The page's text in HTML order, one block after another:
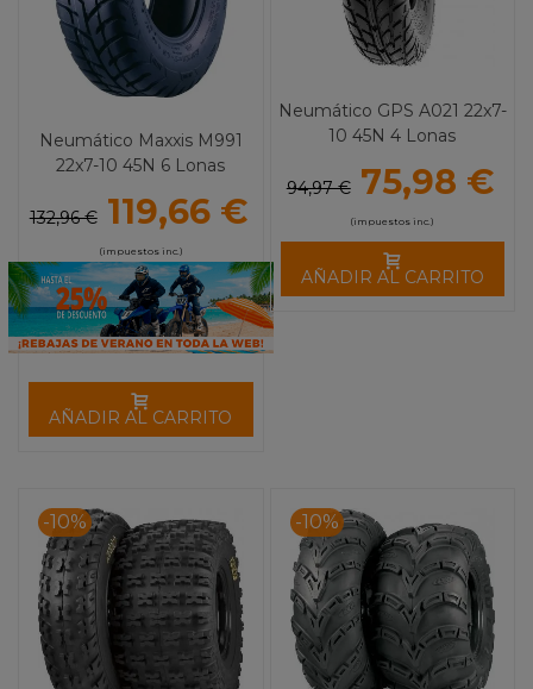
Neumático Maxxis M991
22x7-10 45N 6 Lonas
132,96 € 119,66 €
(impuestos inc.)
AÑADIR AL CARRITO
Neumático GPS A021 22x7-
10 45N 4 Lonas
94,97 € 75,98 €
(impuestos inc.)
AÑADIR AL CARRITO
-10% -10%